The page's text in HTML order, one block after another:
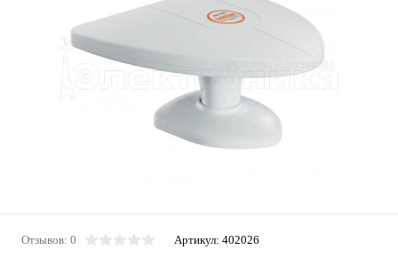
Отзывов: 0 Артикул: 402026